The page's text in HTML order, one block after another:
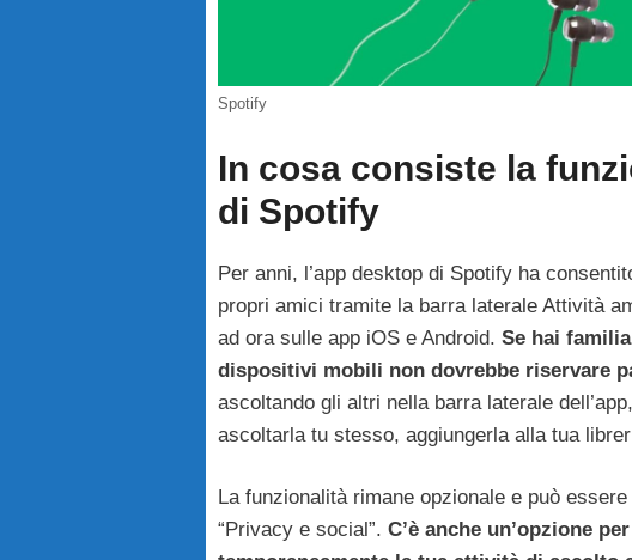
Spotify
In cosa consiste la
di Spotify
Per anni, l’app desktop di Spotify ha
propri amici tramite la barra laterale Attività
ad ora sulle app iOS e Android. Se hai
dispositivi mobili non dovrebbe riservare
ascoltando gli altri nella barra laterale
ascoltarla tu stesso, aggiungerla alla tua
La funzionalità rimane opzionale e può
“Privacy e social”. C’è anche un’opzione